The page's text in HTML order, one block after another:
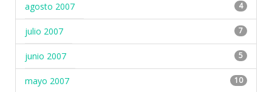
agosto 2007 4
julio 2007 7
junio 2007 5
mayo 2007 10